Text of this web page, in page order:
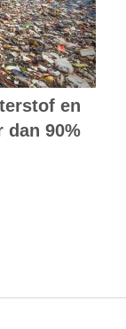
en
90%